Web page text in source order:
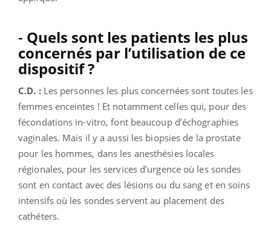
- Quels sont les patients les plus
concernés par l’utilisation de ce
dispositif ?
C.D. : Les personnes les plus concernées sont toutes les
femmes enceintes ! Et notamment celles qui, pour des
fécondations in-vitro, font beaucoup d’échographies
vaginales. Mais il y a aussi les biopsies de la prostate
pour les hommes, dans les anesthésies locales
régionales, pour les services d’urgence où les sondes
sont en contact avec des lésions ou du sang et en soins
intensifs où les sondes servent au placement des
cathéters.